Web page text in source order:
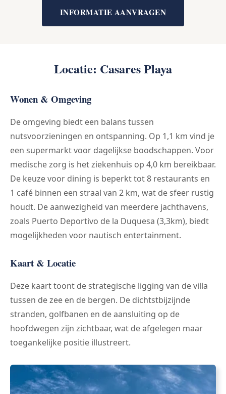
INFORMATIE AANVRAGEN
Locatie: Casares Playa
Wonen & Omgeving
De omgeving biedt een balans tussen
nutsvoorzieningen en ontspanning. Op 1,1 km vind je
een supermarkt voor dagelijkse boodschappen. Voor
medische zorg is het ziekenhuis op 4,0 km bereikbaar.
De keuze voor dining is beperkt tot 8 restaurants en
1 café binnen een straal van 2 km, wat de sfeer rustig
houdt. De aanwezigheid van meerdere jachthavens,
zoals Puerto Deportivo de la Duquesa (3,3km), biedt
mogelijkheden voor nautisch entertainment.
Kaart & Locatie
Deze kaart toont de strategische ligging van de villa
tussen de zee en de bergen. De dichtstbijzijnde
stranden, golfbanen en de aansluiting op de
hoofdwegen zijn zichtbaar, wat de afgelegen maar
toegankelijke positie illustreert.